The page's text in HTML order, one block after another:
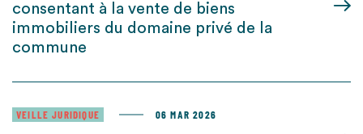
consentant à la vente de biens
immobiliers du domaine privé de la
commune
VEILLE JURIDIQUE 06 MAR 2026